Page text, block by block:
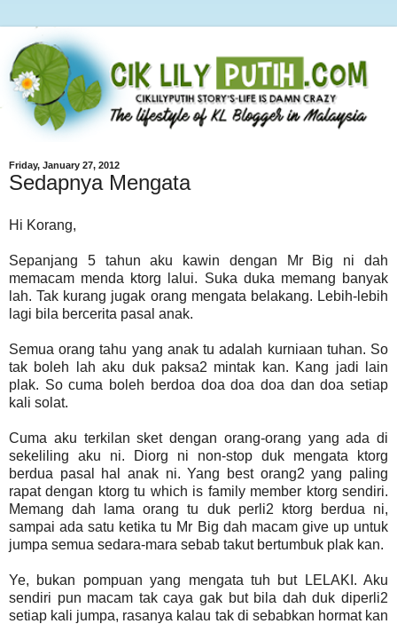
Friday, January 27, 2012
Sedapnya Mengata
Hi Korang,
Sepanjang 5 tahun aku kawin dengan Mr Big ni dah
memacam menda ktorg lalui. Suka duka memang banyak
lah. Tak kurang jugak orang mengata belakang. Lebih-lebih
lagi bila bercerita pasal anak.
Semua orang tahu yang anak tu adalah kurniaan tuhan. So
tak boleh lah aku duk paksa2 mintak kan. Kang jadi lain
plak. So cuma boleh berdoa doa doa doa dan doa setiap
kali solat.
Cuma aku terkilan sket dengan orang-orang yang ada di
sekeliling aku ni. Diorg ni non-stop duk mengata ktorg
berdua pasal hal anak ni. Yang best orang2 yang paling
rapat dengan ktorg tu which is family member ktorg sendiri.
Memang dah lama orang tu duk perli2 ktorg berdua ni,
sampai ada satu ketika tu Mr Big dah macam give up untuk
jumpa semua sedara-mara sebab takut bertumbuk plak kan.
Ye, bukan pompuan yang mengata tuh but LELAKI. Aku
sendiri pun macam tak caya gak but bila dah duk diperli2
setiap kali jumpa, rasanya kalau tak di sebabkan hormat kan